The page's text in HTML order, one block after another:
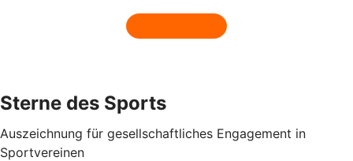
Sterne des Sports
Auszeichnung für gesellschaftliches Engagement in
Sportvereinen